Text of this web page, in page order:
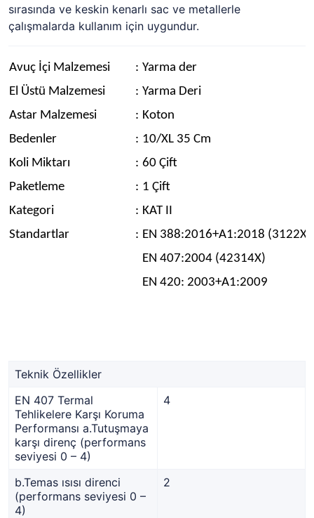
sırasında ve keskin kenarlı sac ve metallerle
çalışmalarda kullanım için uygundur.
Avuç İçi Malzemesi : Yarma der
El Üstü Malzemesi
: Yarma Deri
Astar Malzemesi
: Koton
Bedenler
: 10/XL 35 Cm
Koli Miktarı
: 60 Çift
Paketleme
: 1 Çift
Kategori
: KAT II
Standartlar
: EN 388:2016+A1:2018 (3122X)
EN 407:2004 (42314X)
EN 420: 2003+A1:2009
Teknik Özellikler
EN 407 Termal
Tehlikelere Karşı Koruma
Performansı a.Tutuşmaya
karşı direnç (performans
seviyesi 0 – 4)
4
b.Temas ısısı direnci
(performans seviyesi 0 –
4)
2